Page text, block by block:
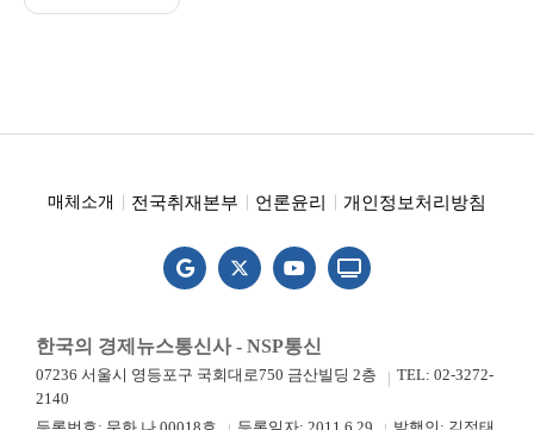
매체소개 전국취재본부 언론윤리 개인정보처리방침
한국의 경제뉴스통신사 - NSP통신
07236 서울시 영등포구 국회대로750 금산빌딩 2층
TEL: 02-3272-
2140